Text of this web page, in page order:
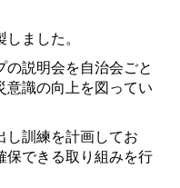
ました。
説明会を自治会ごと
意識の向上を図ってい
訓練を計画してお
保できる取り組みを行